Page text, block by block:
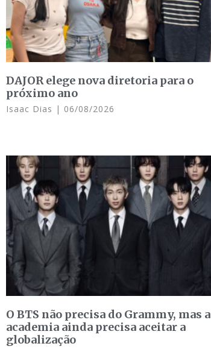
DAJOR elege nova diretoria para o
próximo ano
Isaac Dias 06/08/2026
O BTS não precisa do Grammy, mas a
academia ainda precisa aceitar a
globalização